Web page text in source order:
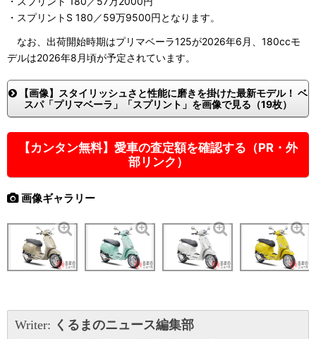
・スプリントS 180／59万9500円となります。
なお、出荷開始時期はプリマベーラ125が2026年6月、180ccモ
デルは2026年8月頃が予定されています。
【画像】スタイリッシュさと性能に磨きを掛けた最新モデル！ ベ
スパ「プリマベーラ」「スプリント」を画像で見る（19枚）
【カンタン無料】愛車の査定額を確認する（PR・外
部リンク）
画像ギャラリー
Writer: くるまのニュース編集部